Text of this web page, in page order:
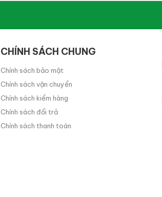
CHÍNH SÁCH CHUNG
Chính sách bảo mật
Chính sách vận chuyển
Chính sách kiểm hàng
Chính sách đổi trả
Chính sách thanh toán